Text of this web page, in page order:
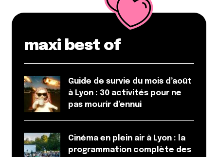
champs obligatoires sont indiqués avec*
Name*
Prévenez-moi de tous les nouveaux commentaires
maxi best of
Guide de survie du mois d’août
à Lyon : 30 activités pour ne
pas mourir d’ennui
Cinéma en plein air à Lyon : la
programmation complète des